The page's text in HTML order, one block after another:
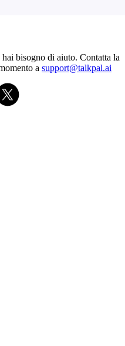
bisogno di aiuto. Contatta la
a support@talkpal.ai